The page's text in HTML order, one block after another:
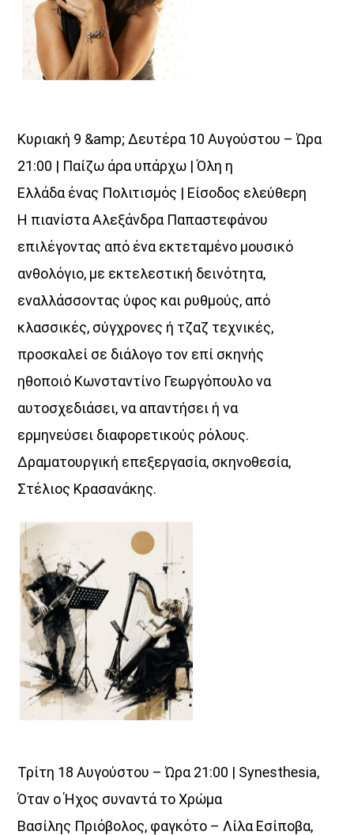
Κυριακή 9 &amp; Δευτέρα 10 Αυγούστου – Ώρα
21:00 | Παίζω άρα υπάρχω | Όλη η
Ελλάδα ένας Πολιτισμός | Είσοδος ελεύθερη
Η πιανίστα Αλεξάνδρα Παπαστεφάνου
επιλέγοντας από ένα εκτεταμένο μουσικό
ανθολόγιο, με εκτελεστική δεινότητα,
εναλλάσσοντας ύφος και ρυθμούς, από
κλασσικές, σύγχρονες ή τζαζ τεχνικές,
προσκαλεί σε διάλογο τον επί σκηνής
ηθοποιό Κωνσταντίνο Γεωργόπουλο να
αυτοσχεδιάσει, να απαντήσει ή να
ερμηνεύσει διαφορετικούς ρόλους.
Δραματουργική επεξεργασία, σκηνοθεσία,
Στέλιος Κρασανάκης.
Τρίτη 18 Αυγούστου – Ώρα 21:00 | Synesthesia,
Όταν ο Ήχος συναντά το Χρώμα
Βασίλης Πριόβολος, φαγκότο – Λίλα Εσίποβα,